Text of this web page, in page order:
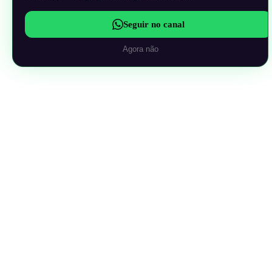
Seguir no canal
Agora não